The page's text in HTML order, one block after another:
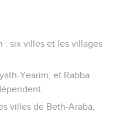
: six villes et les villages
Yearim, et Rabba :
villes de Beth-Araba,